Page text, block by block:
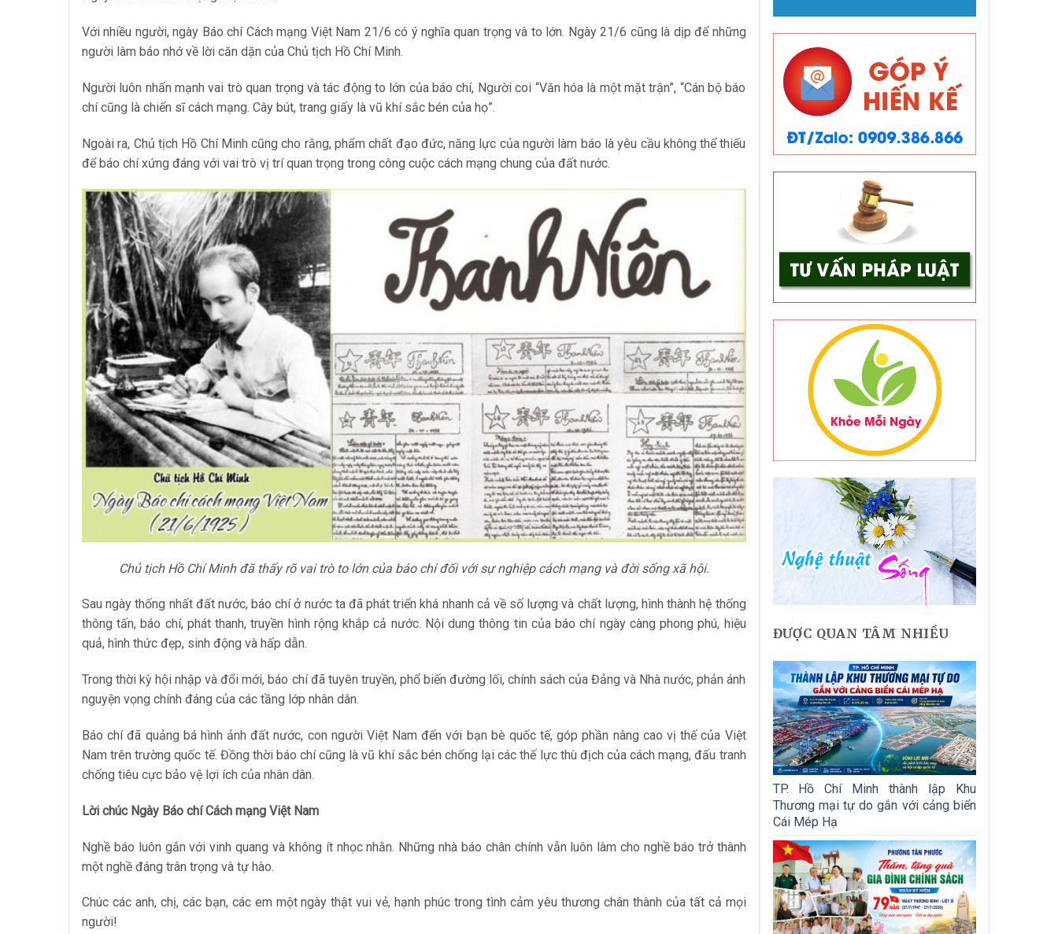
Với nhiều người, ngày Báo chí Cách mạng Việt Nam 21/6 có ý nghĩa quan trọng và to lớn. Ngày 21/6 cũng là dịp để những
người làm báo nhớ về lời căn dặn của Chủ tịch Hồ Chí Minh.
Người luôn nhấn mạnh vai trò quan trọng và tác động to lớn của báo chí, Người coi “Văn hóa là một mặt trận”, “Cán bộ báo
chí cũng là chiến sĩ cách mạng. Cây bút, trang giấy là vũ khí sắc bén của họ”.
Ngoài ra, Chủ tịch Hồ Chí Minh cũng cho rằng, phẩm chất đạo đức, năng lực của người làm báo là yêu cầu không thể thiếu
để báo chí xứng đáng với vai trò vị trí quan trọng trong công cuộc cách mạng chung của đất nước.
Chủ tịch Hồ Chí Minh đã thấy rõ vai trò to lớn của báo chí đối với sự nghiệp cách mạng và đời sống xã hội.
Sau ngày thống nhất đất nước, báo chí ở nước ta đã phát triển khá nhanh cả về số lượng và chất lượng, hình thành hệ thống
thông tấn, báo chí, phát thanh, truyền hình rộng khắp cả nước. Nội dung thông tin của báo chí ngày càng phong phú, hiệu
quả, hình thức đẹp, sinh động và hấp dẫn.
Trong thời kỳ hội nhập và đổi mới, báo chí đã tuyên truyền, phổ biến đường lối, chính sách của Đảng và Nhà nước, phản ánh
nguyện vọng chính đáng của các tầng lớp nhân dân.
Báo chí đã quảng bá hình ảnh đất nước, con người Việt Nam đến với bạn bè quốc tế, góp phần nâng cao vị thế của Việt
Nam trên trường quốc tế. Đồng thời báo chí cũng là vũ khí sắc bén chống lại các thế lực thù địch của cách mạng, đấu tranh
chống tiêu cực bảo vệ lợi ích của nhân dân.
Lời chúc Ngày Báo chí Cách mạng Việt Nam
Nghề báo luôn gắn với vinh quang và không ít nhọc nhằn. Những nhà báo chân chính vẫn luôn làm cho nghề báo trở thành
một nghề đáng trân trọng và tự hào.
Chúc các anh, chị, các bạn, các em một ngày thật vui vẻ, hạnh phúc trong tình cảm yêu thương chân thành của tất cả mọi
người!
ĐƯỢC QUAN TÂM NHIỀU
TP. Hồ Chí Minh thành lập Khu
Thương mại tự do gắn với cảng biển
Cái Mép Hạ